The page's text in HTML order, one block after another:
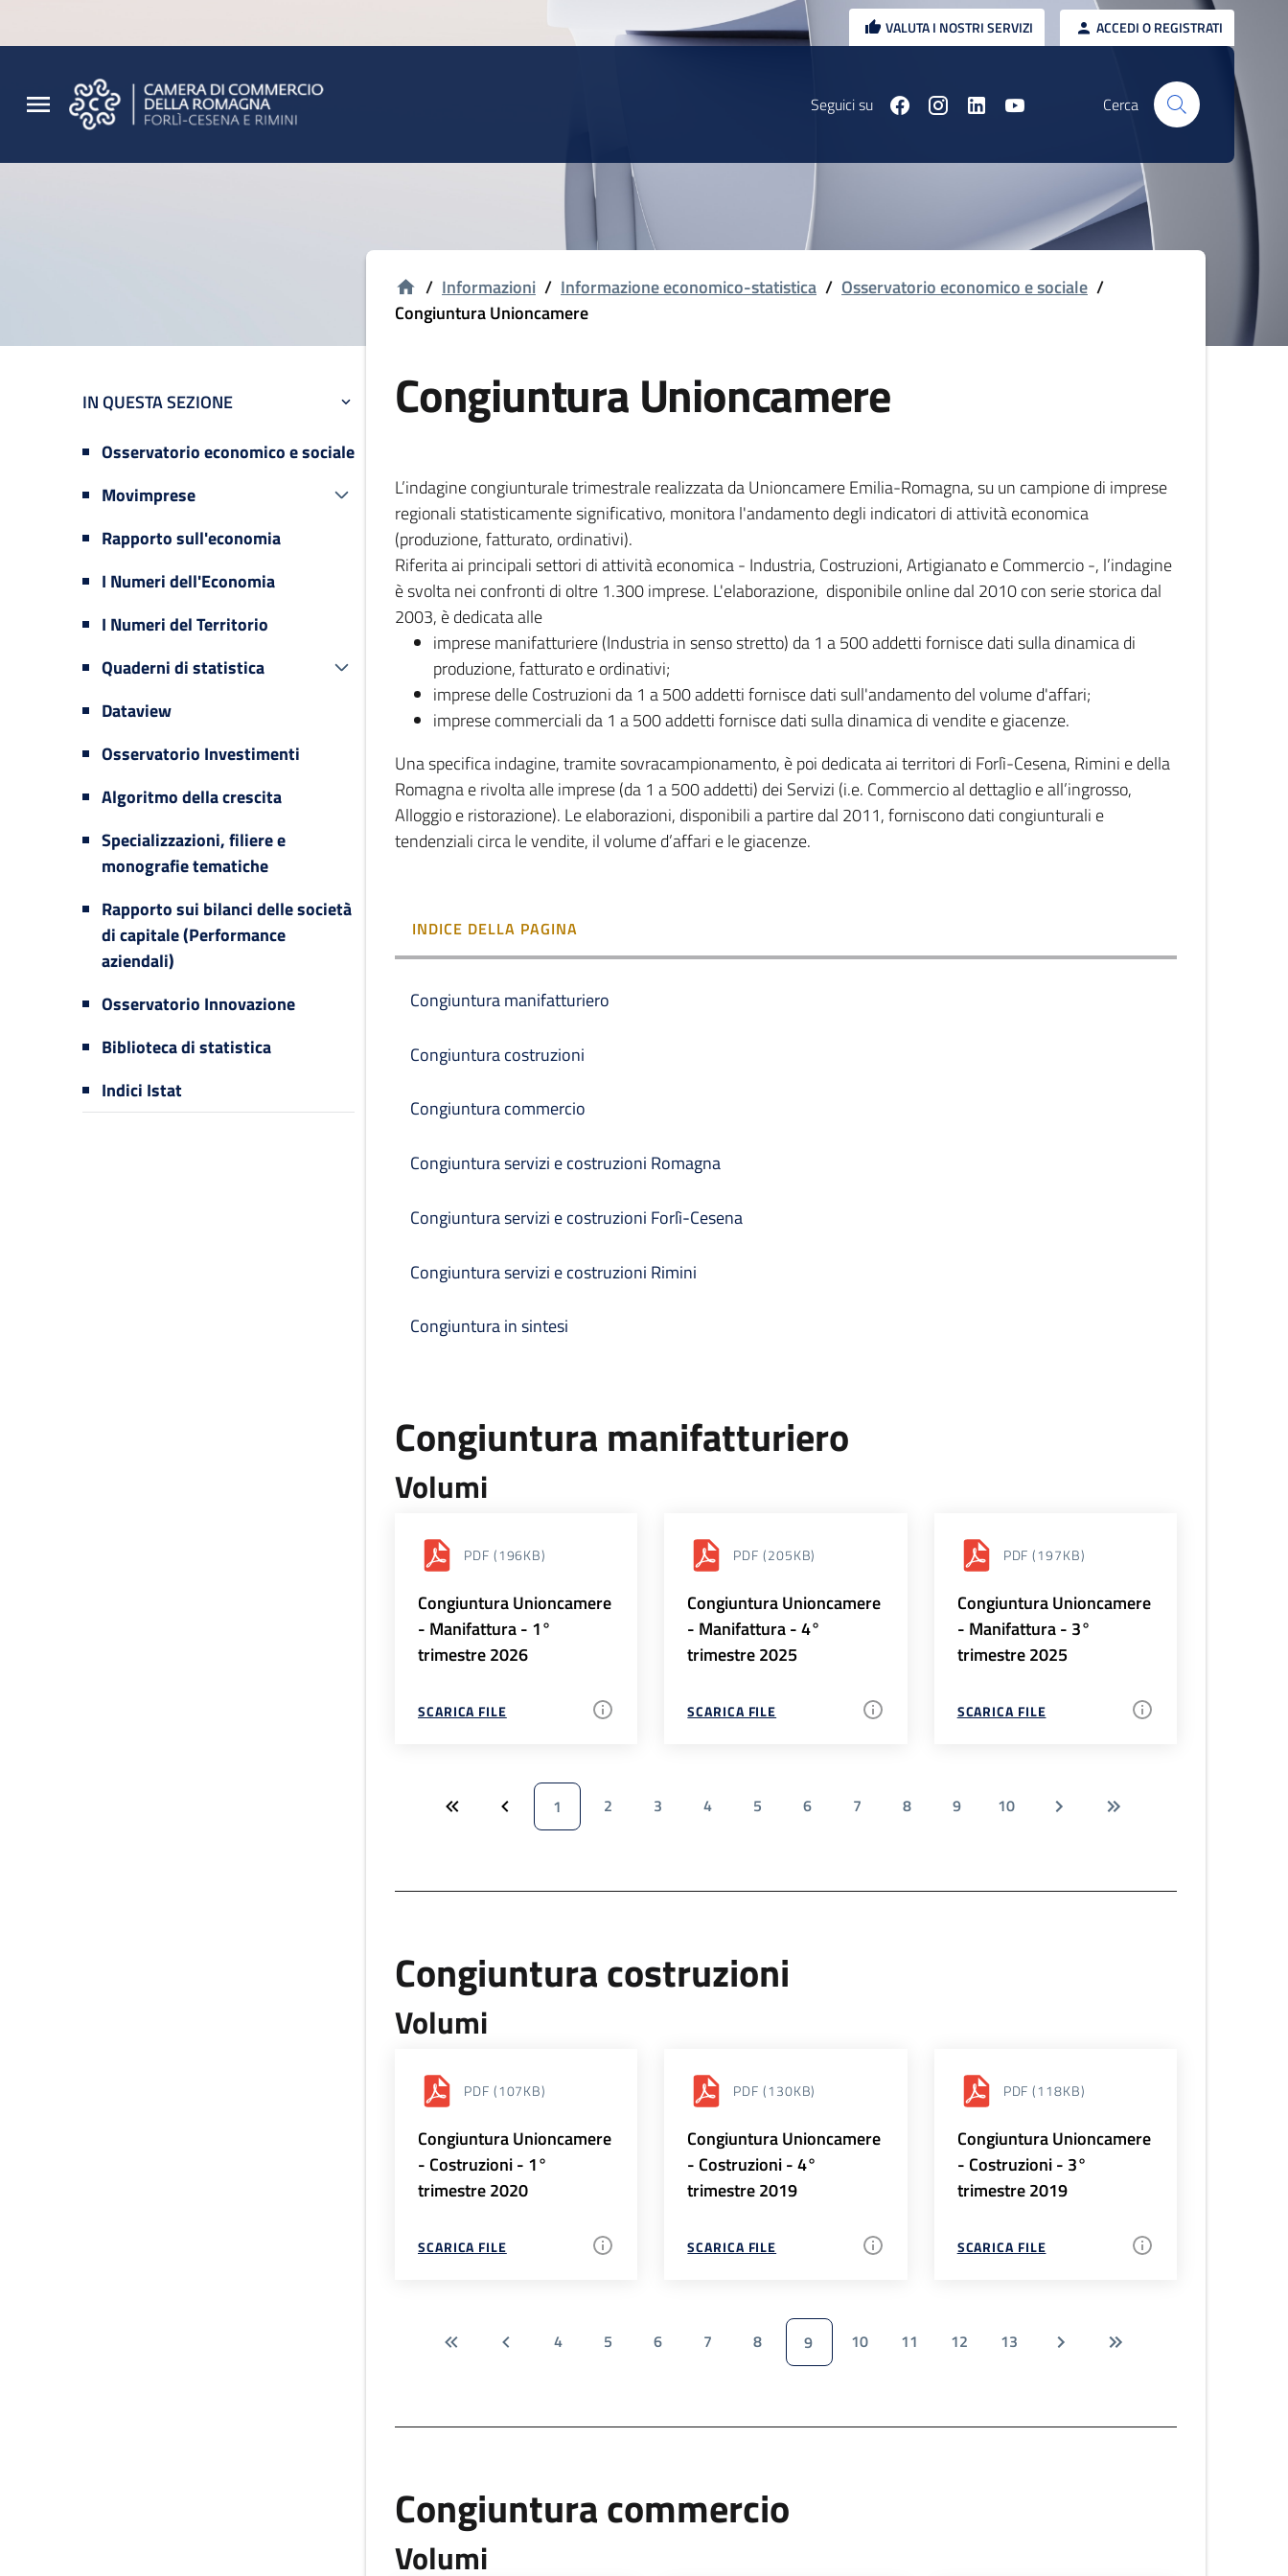
VALUTA I NOSTRI SERVIZI ACCEDI O REGISTRATI
Seguici su Cerca
IN QUESTA SEZIONE
Osservatorio economico e sociale
Movimprese
Rapporto sull'economia
I Numeri dell'Economia
I Numeri del Territorio
Quaderni di statistica
Dataview
Osservatorio Investimenti
Algoritmo della crescita
Specializzazioni, filiere e
monografie tematiche
Rapporto sui bilanci delle società
di capitale (Performance
aziendali)
Osservatorio Innovazione
Biblioteca di statistica
Indici Istat
/ Informazioni / Informazione economico-statistica / Osservatorio economico e sociale /
Congiuntura Unioncamere
Congiuntura Unioncamere
L’indagine congiunturale trimestrale realizzata da Unioncamere Emilia-Romagna, su un campione di imprese
regionali statisticamente significativo, monitora l'andamento degli indicatori di attività economica
(produzione, fatturato, ordinativi).
Riferita ai principali settori di attività economica - Industria, Costruzioni, Artigianato e Commercio -, l’indagine
è svolta nei confronti di oltre 1.300 imprese. L'elaborazione, disponibile online dal 2010 con serie storica dal
2003, è dedicata alle
imprese manifatturiere (Industria in senso stretto) da 1 a 500 addetti fornisce dati sulla dinamica di
produzione, fatturato e ordinativi;
imprese delle Costruzioni da 1 a 500 addetti fornisce dati sull'andamento del volume d'affari;
imprese commerciali da 1 a 500 addetti fornisce dati sulla dinamica di vendite e giacenze.
Una specifica indagine, tramite sovracampionamento, è poi dedicata ai territori di Forlì-Cesena, Rimini e della
Romagna e rivolta alle imprese (da 1 a 500 addetti) dei Servizi (i.e. Commercio al dettaglio e all’ingrosso,
Alloggio e ristorazione). Le elaborazioni, disponibili a partire dal 2011, forniscono dati congiunturali e
tendenziali circa le vendite, il volume d’affari e le giacenze.
INDICE DELLA PAGINA
Congiuntura manifatturiero
Congiuntura costruzioni
Congiuntura commercio
Congiuntura servizi e costruzioni Romagna
Congiuntura servizi e costruzioni Forlì-Cesena
Congiuntura servizi e costruzioni Rimini
Congiuntura in sintesi
Congiuntura manifatturiero
Volumi
PDF (196KB)
Congiuntura Unioncamere
- Manifattura - 1°
trimestre 2026
SCARICA FILE
PDF (205KB)
Congiuntura Unioncamere
- Manifattura - 4°
trimestre 2025
SCARICA FILE
PDF (197KB)
Congiuntura Unioncamere
- Manifattura - 3°
trimestre 2025
SCARICA FILE
1 2 3 4 5 6 7 8 9 10
Congiuntura costruzioni
Volumi
PDF (107KB)
Congiuntura Unioncamere
- Costruzioni - 1°
trimestre 2020
SCARICA FILE
PDF (130KB)
Congiuntura Unioncamere
- Costruzioni - 4°
trimestre 2019
SCARICA FILE
PDF (118KB)
Congiuntura Unioncamere
- Costruzioni - 3°
trimestre 2019
SCARICA FILE
4 5 6 7 8 9 10 11 12 13
Congiuntura commercio
Volumi